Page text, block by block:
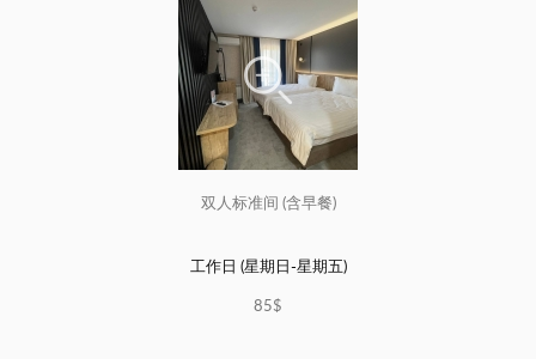
双人标准间 (含早餐)
工作日 (星期日-星期五)
85$